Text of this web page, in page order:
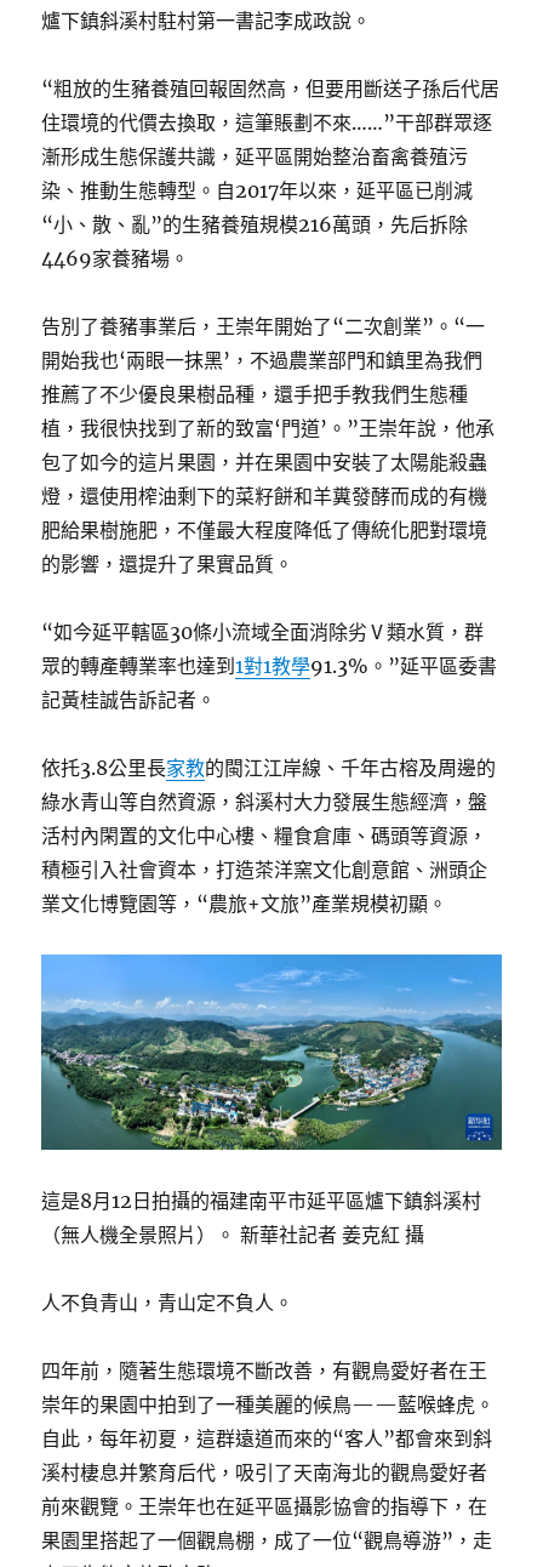
爐下鎮斜溪村駐村第一書記李成政說。
“粗放的生豬養殖回報固然高，但要用斷送子孫后代居
住環境的代價去換取，這筆賬劃不來……”干部群眾逐
漸形成生態保護共識，延平區開始整治畜禽養殖污
染、推動生態轉型。自2017年以來，延平區已削減
“小、散、亂”的生豬養殖規模216萬頭，先后拆除
4469家養豬場。
告別了養豬事業后，王崇年開始了“二次創業”。“一
開始我也‘兩眼一抹黑’，不過農業部門和鎮里為我們
推薦了不少優良果樹品種，還手把手教我們生態種
植，我很快找到了新的致富‘門道’。”王崇年說，他承
包了如今的這片果園，并在果園中安裝了太陽能殺蟲
燈，還使用榨油剩下的菜籽餅和羊糞發酵而成的有機
肥給果樹施肥，不僅最大程度降低了傳統化肥對環境
的影響，還提升了果實品質。
“如今延平轄區30條小流域全面消除劣Ⅴ類水質，群
眾的轉產轉業率也達到1對1教學91.3%。”延平區委書
記黃桂誠告訴記者。
依托3.8公里長家教的閩江江岸線、千年古榕及周邊的
綠水青山等自然資源，斜溪村大力發展生態經濟，盤
活村內閑置的文化中心樓、糧食倉庫、碼頭等資源，
積極引入社會資本，打造茶洋窯文化創意館、洲頭企
業文化博覽園等，“農旅+文旅”產業規模初顯。
這是8月12日拍攝的福建南平市延平區爐下鎮斜溪村
（無人機全景照片）。 新華社記者 姜克紅 攝
人不負青山，青山定不負人。
四年前，隨著生態環境不斷改善，有觀鳥愛好者在王
崇年的果園中拍到了一種美麗的候鳥——藍喉蜂虎。
自此，每年初夏，這群遠道而來的“客人”都會來到斜
溪村棲息并繁育后代，吸引了天南海北的觀鳥愛好者
前來觀覽。王崇年也在延平區攝影協會的指導下，在
果園里搭起了一個觀鳥棚，成了一位“觀鳥導游”，走